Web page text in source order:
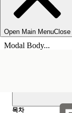
Open Main MenuClose
Modal Body...
목차